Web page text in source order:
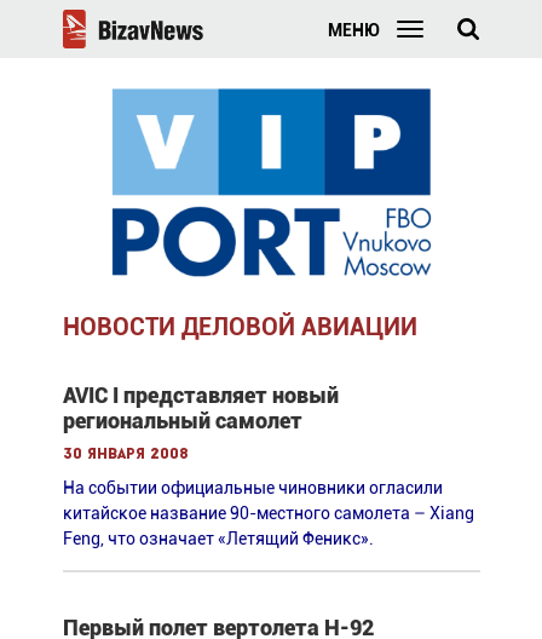
МЕНЮ
НОВОСТИ ДЕЛОВОЙ АВИАЦИИ
AVIC I представляет новый
региональный самолет
30 января 2008
На событии официальные чиновники огласили
китайское название 90-местного самолета – Xiang
Feng, что означает «Летящий Феникс».
Первый полет вертолета H-92